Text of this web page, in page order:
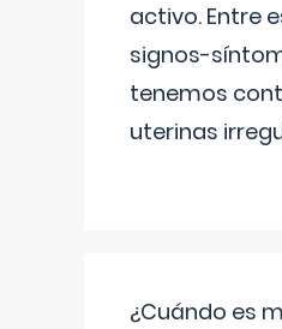
activo. Entre
signos-
tenemos
uterinas
¿Cuándo es